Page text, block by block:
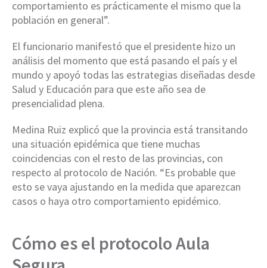
comportamiento es prácticamente el mismo que la
población en general”.
El funcionario manifestó que el presidente hizo un
análisis del momento que está pasando el país y el
mundo y apoyó todas las estrategias diseñadas desde
Salud y Educación para que este año sea de
presencialidad plena.
Medina Ruiz explicó que la provincia está transitando
una situación epidémica que tiene muchas
coincidencias con el resto de las provincias, con
respecto al protocolo de Nación. “Es probable que
esto se vaya ajustando en la medida que aparezcan
casos o haya otro comportamiento epidémico.
Cómo es el protocolo Aula